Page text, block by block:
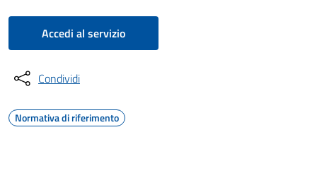
Accedi al servizio
Condividi
Normativa di riferimento